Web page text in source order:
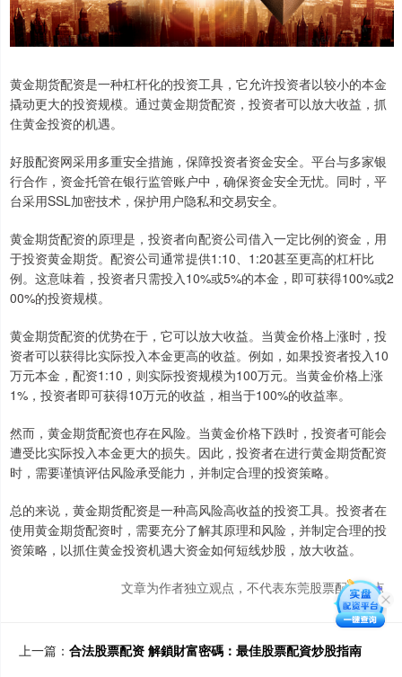
黄金期货配资是一种杠杆化的投资工具，它允许投资者以较小的本金
撬动更大的投资规模。通过黄金期货配资，投资者可以放大收益，抓
住黄金投资的机遇。
好股配资网采用多重安全措施，保障投资者资金安全。平台与多家银
行合作，资金托管在银行监管账户中，确保资金安全无忧。同时，平
台采用SSL加密技术，保护用户隐私和交易安全。
黄金期货配资的原理是，投资者向配资公司借入一定比例的资金，用
于投资黄金期货。配资公司通常提供1:10、1:20甚至更高的杠杆比
例。这意味着，投资者只需投入10%或5%的本金，即可获得100%或2
00%的投资规模。
黄金期货配资的优势在于，它可以放大收益。当黄金价格上涨时，投
资者可以获得比实际投入本金更高的收益。例如，如果投资者投入10
万元本金，配资1:10，则实际投资规模为100万元。当黄金价格上涨
1%，投资者即可获得10万元的收益，相当于100%的收益率。
然而，黄金期货配资也存在风险。当黄金价格下跌时，投资者可能会
遭受比实际投入本金更大的损失。因此，投资者在进行黄金期货配资
时，需要谨慎评估风险承受能力，并制定合理的投资策略。
总的来说，黄金期货配资是一种高风险高收益的投资工具。投资者在
使用黄金期货配资时，需要充分了解其原理和风险，并制定合理的投
资策略，以抓住黄金投资机遇大资金如何短线炒股，放大收益。
文章为作者独立观点，不代表东莞股票配资观点
上一篇： 合法股票配资 解鎖財富密碼：最佳股票配資炒股指南